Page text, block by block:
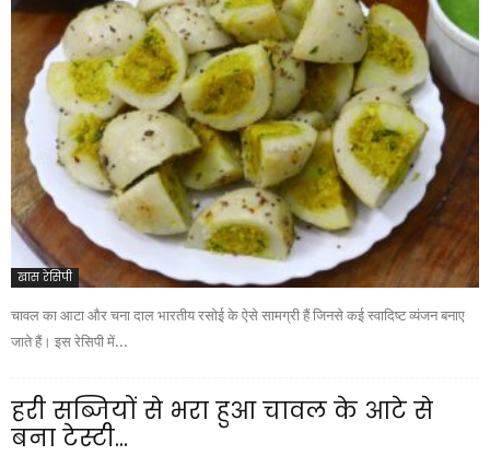
खास रेसिपी
चावल का आटा और चना दाल भारतीय रसोई के ऐसे सामग्री हैं जिनसे कई स्वादिष्ट व्यंजन बनाए
जाते हैं। इस रेसिपी में...
हरी सब्जियों से भरा हुआ चावल के आटे से
बना टेस्टी...